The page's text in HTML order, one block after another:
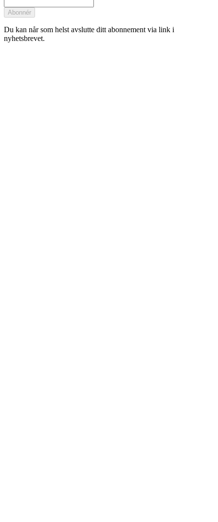
Abonnér
Du kan når som helst avslutte ditt abonnement via link i
nyhetsbrevet.